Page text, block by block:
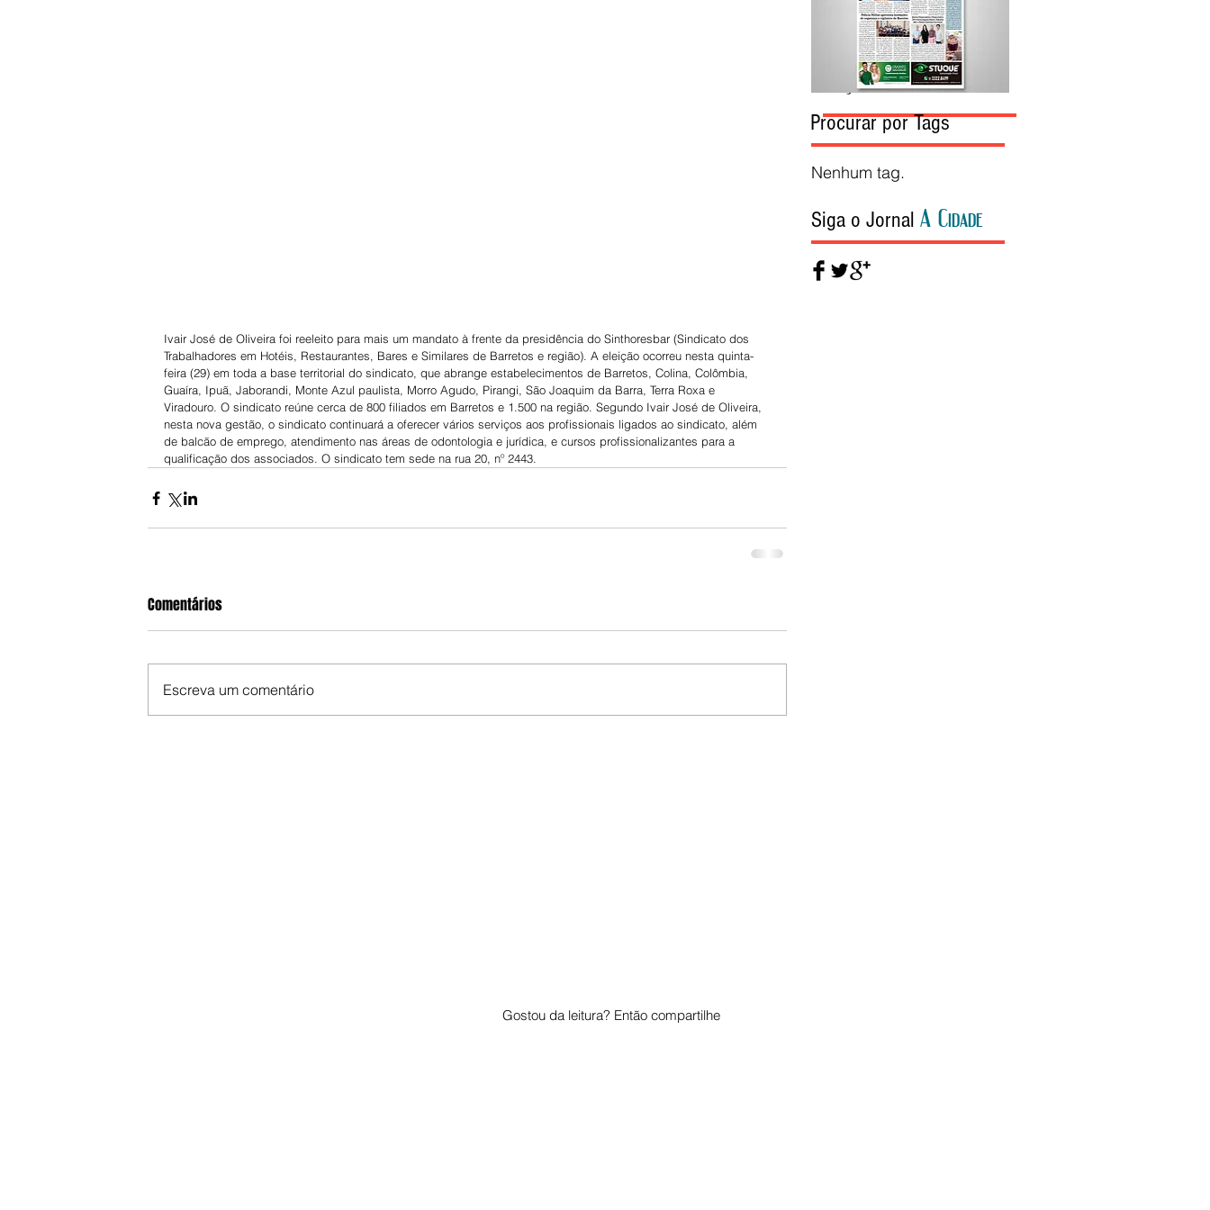
Ivair José de Oliveira foi reeleito para mais um mandato à frente da presidência do Sinthoresbar (Sindicato dos
Trabalhadores em Hotéis, Restaurantes, Bares e Similares de Barretos e região). A eleição ocorreu nesta quinta-
feira (29) em toda a base territorial do sindicato, que abrange estabelecimentos de Barretos, Colina, Colômbia,
Guaíra, Ipuã, Jaborandi, Monte Azul paulista, Morro Agudo, Pirangi, São Joaquim da Barra, Terra Roxa e
Viradouro. O sindicato reúne cerca de 800 filiados em Barretos e 1.500 na região. Segundo Ivair José de Oliveira,
nesta nova gestão, o sindicato continuará a oferecer vários serviços aos profissionais ligados ao sindicato, além
de balcão de emprego, atendimento nas áreas de odontologia e jurídica, e cursos profissionalizantes para a
qualificação dos associados. O sindicato tem sede na rua 20, nº 2443.
Comentários
Escreva um comentário
Edição da Semana
Procurar por Tags
Nenhum tag.
Siga o Jornal A Cidade
Gostou da leitura? Então compartilhe